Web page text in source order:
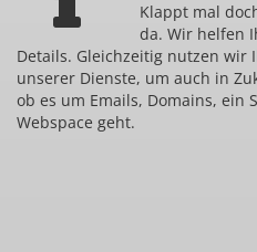
Klappt mal
da. Wir helfen
Details. Gleichzeitig nutzen wir
unserer Dienste, um auch in
ob es um Emails, Domains, ein
Webspace geht.